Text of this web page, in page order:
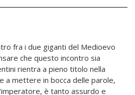
fra i due giganti del Medioevo
che questo incontro sia
rientra a pieno titolo nella
a mettere in bocca delle parole,
è tanto assurdo e